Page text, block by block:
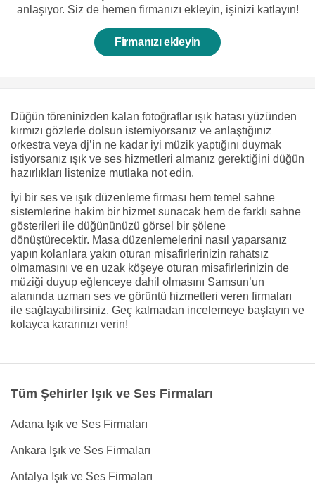
anlaşıyor. Siz de hemen firmanızı ekleyin, işinizi katlayın!
Firmanızı ekleyin
Düğün töreninizden kalan fotoğraflar ışık hatası yüzünden
kırmızı gözlerle dolsun istemiyorsanız ve anlaştığınız
orkestra veya dj’in ne kadar iyi müzik yaptığını duymak
istiyorsanız ışık ve ses hizmetleri almanız gerektiğini düğün
hazırlıkları listenize mutlaka not edin.
İyi bir ses ve ışık düzenleme firması hem temel sahne
sistemlerine hakim bir hizmet sunacak hem de farklı sahne
gösterileri ile düğününüzü görsel bir şölene
dönüştürecektir. Masa düzenlemelerini nasıl yaparsanız
yapın kolanlara yakın oturan misafirlerinizin rahatsız
olmamasını ve en uzak köşeye oturan misafirlerinizin de
müziği duyup eğlenceye dahil olmasını Samsun’un
alanında uzman ses ve görüntü hizmetleri veren firmaları
ile sağlayabilirsiniz. Geç kalmadan incelemeye başlayın ve
kolayca kararınızı verin!
Tüm Şehirler Işık ve Ses Firmaları
Adana Işık ve Ses Firmaları
Ankara Işık ve Ses Firmaları
Antalya Işık ve Ses Firmaları